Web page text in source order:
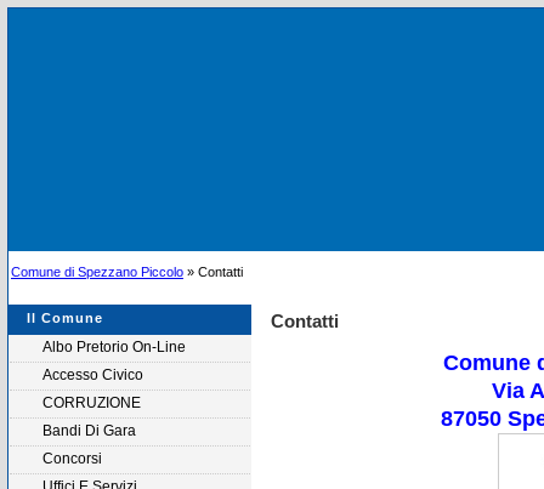
Comune di Spezzano Piccolo » Contatti
Il Comune
Albo Pretorio On-Line
Accesso Civico
CORRUZIONE
Bandi Di Gara
Concorsi
Contatti
Comune
Via
87050